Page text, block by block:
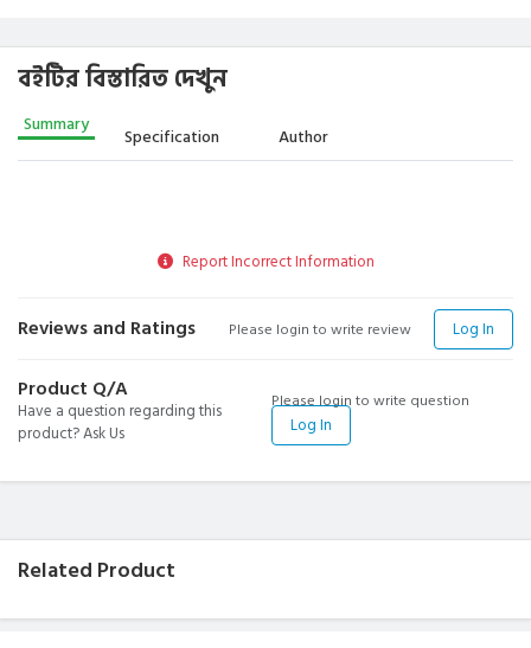
বইটির বিস্তারিত দেখুন
Summary Specification Author
Report Incorrect Information
Reviews and Ratings Please login to write review Log In
Product Q/A
Have a question regarding this
product? Ask Us
Please login to write question
Log In
Related Product